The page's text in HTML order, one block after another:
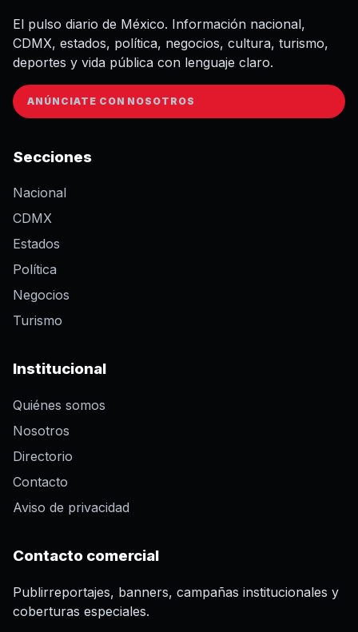
El pulso diario de México. Información nacional,
CDMX, estados, política, negocios, cultura, turismo,
deportes y vida pública con lenguaje claro.
ANÚNCIATE CON NOSOTROS
Secciones
Nacional
CDMX
Estados
Política
Negocios
Turismo
Institucional
Quiénes somos
Nosotros
Directorio
Contacto
Aviso de privacidad
Contacto comercial
Publirreportajes, banners, campañas institucionales y
coberturas especiales.